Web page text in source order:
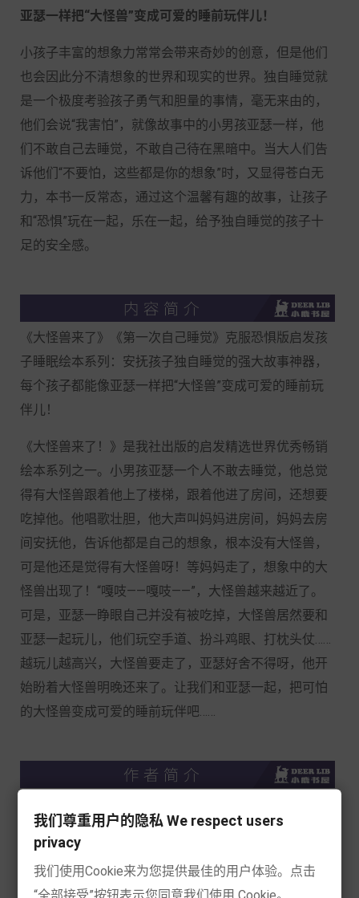
亚瑟一样把“大怪兽”变成可爱的睡前玩伴儿！
小孩子丰富的想象力常常会带来奇妙的创意，但是他们
也会因此分不清想象的世界和现实的世界。独自睡觉就
是一个极度考验孩子勇气和胆量的事情，毫无来由的，
他们会说“我害怕”，就像故事中的小男孩亚瑟一样，他
们不敢自己去睡觉，不敢自己待在黑暗中。当大人们告
诉他们“不要怕，这些都是你的想象”时，又显得苍白无
力，本书一反常态，通过这个温馨有趣的故事，让孩子
和“恐惧”玩在一起，乐在一起，给予独自睡觉的孩子十
足的安全感。
《大怪兽来了》《第一次自己睡觉》克服恐惧版启发孩
子睡眠绘本系列：安抚孩子独自睡觉的强大故事神器，
每个孩子都能像亚瑟一样把“大怪兽”变成可爱的睡前玩
伴儿！
《大怪兽来了！》是我社出版的启发精选世界优秀畅销
绘本系列之一。小男孩亚瑟一个人不敢去睡觉，他总觉
得有大怪兽跟着他上了楼梯，跟着他进了房间，还想要
吃掉他。他唱歌壮胆，他大声叫妈妈进房间，妈妈去房
间安抚他，告诉他都是自己的想象，根本没有大怪兽，
可是他还是觉得有大怪兽呀！等妈妈走了，想象中的大
怪兽出现了！“嘎吱——嘎吱——”，大怪兽越来越近了。
可是，亚瑟一睁眼自己并没有被吃掉，大怪兽居然要和
亚瑟一起玩儿，他们玩空手道、扮斗鸡眼、打枕头仗……
越玩儿越高兴，大怪兽要走了，亚瑟好舍不得呀，他开
始盼着大怪兽明晚还来了。让我们和亚瑟一起，把可怕
的大怪兽变成可爱的睡前玩伴吧……
卢克●佛库勒
卢克•佛库勒，1967年出生于比利时。曾在比利时列日市
圣吕克学院学习插画创作，目前在广告界工作，也在圣
我们尊重用户的隐私 We respect users
privacy
我们使用Cookie来为您提供最佳的用户体验。点击
“全部接受”按钮表示您同意我们使用 Cookie。